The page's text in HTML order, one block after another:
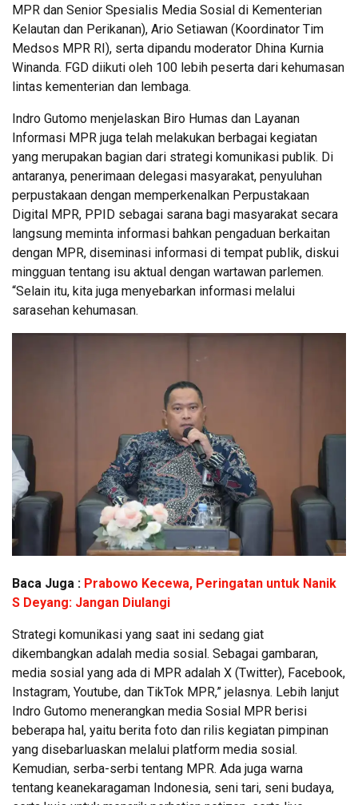
MPR dan Senior Spesialis Media Sosial di Kementerian
Kelautan dan Perikanan), Ario Setiawan (Koordinator Tim
Medsos MPR RI), serta dipandu moderator Dhina Kurnia
Winanda. FGD diikuti oleh 100 lebih peserta dari kehumasan
lintas kementerian dan lembaga.
Indro Gutomo menjelaskan Biro Humas dan Layanan
Informasi MPR juga telah melakukan berbagai kegiatan
yang merupakan bagian dari strategi komunikasi publik. Di
antaranya, penerimaan delegasi masyarakat, penyuluhan
perpustakaan dengan memperkenalkan Perpustakaan
Digital MPR, PPID sebagai sarana bagi masyarakat secara
langsung meminta informasi bahkan pengaduan berkaitan
dengan MPR, diseminasi informasi di tempat publik, diskui
mingguan tentang isu aktual dengan wartawan parlemen.
“Selain itu, kita juga menyebarkan informasi melalui
sarasehan kehumasan.
Baca Juga : Prabowo Kecewa, Peringatan untuk Nanik
S Deyang: Jangan Diulangi
Strategi komunikasi yang saat ini sedang giat
dikembangkan adalah media sosial. Sebagai gambaran,
media sosial yang ada di MPR adalah X (Twitter), Facebook,
Instagram, Youtube, dan TikTok MPR,” jelasnya. Lebih lanjut
Indro Gutomo menerangkan media Sosial MPR berisi
beberapa hal, yaitu berita foto dan rilis kegiatan pimpinan
yang disebarluaskan melalui platform media sosial.
Kemudian, serba-serbi tentang MPR. Ada juga warna
tentang keanekaragaman Indonesia, seni tari, seni budaya,